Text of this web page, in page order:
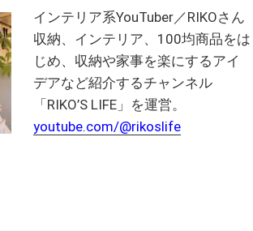
インテリア系YouTuber／RIKOさん
収納、インテリア、100均商品をは
じめ、収納や家事を楽にするアイ
デアなど紹介するチャンネル
「RIKO’S LIFE」を運営。
youtube.com/@rikoslife